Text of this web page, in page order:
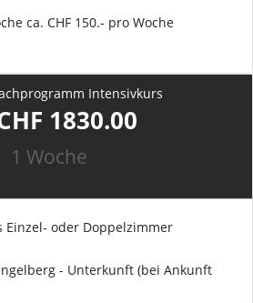
ca. CHF 150.- pro Woche
Intensivkurs
1830.00
1 Woche
Einzel- oder Doppelzimmer
- Unterkunft (bei Ankunft